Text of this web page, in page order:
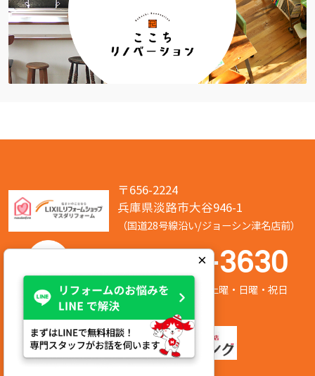
〒656-2224
兵庫県淡路市大谷946-1
（国道28号線沿い/ジョーシン津名店前）
050-7586-3630
営業時間:8:00～17:00 定休日:第2/第4土曜・日曜・祝日
×